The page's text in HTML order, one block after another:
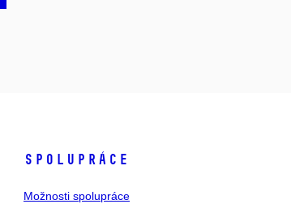
SPOLUPRÁCE
Možnosti spolupráce